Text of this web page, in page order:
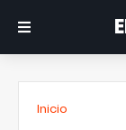
Inicio